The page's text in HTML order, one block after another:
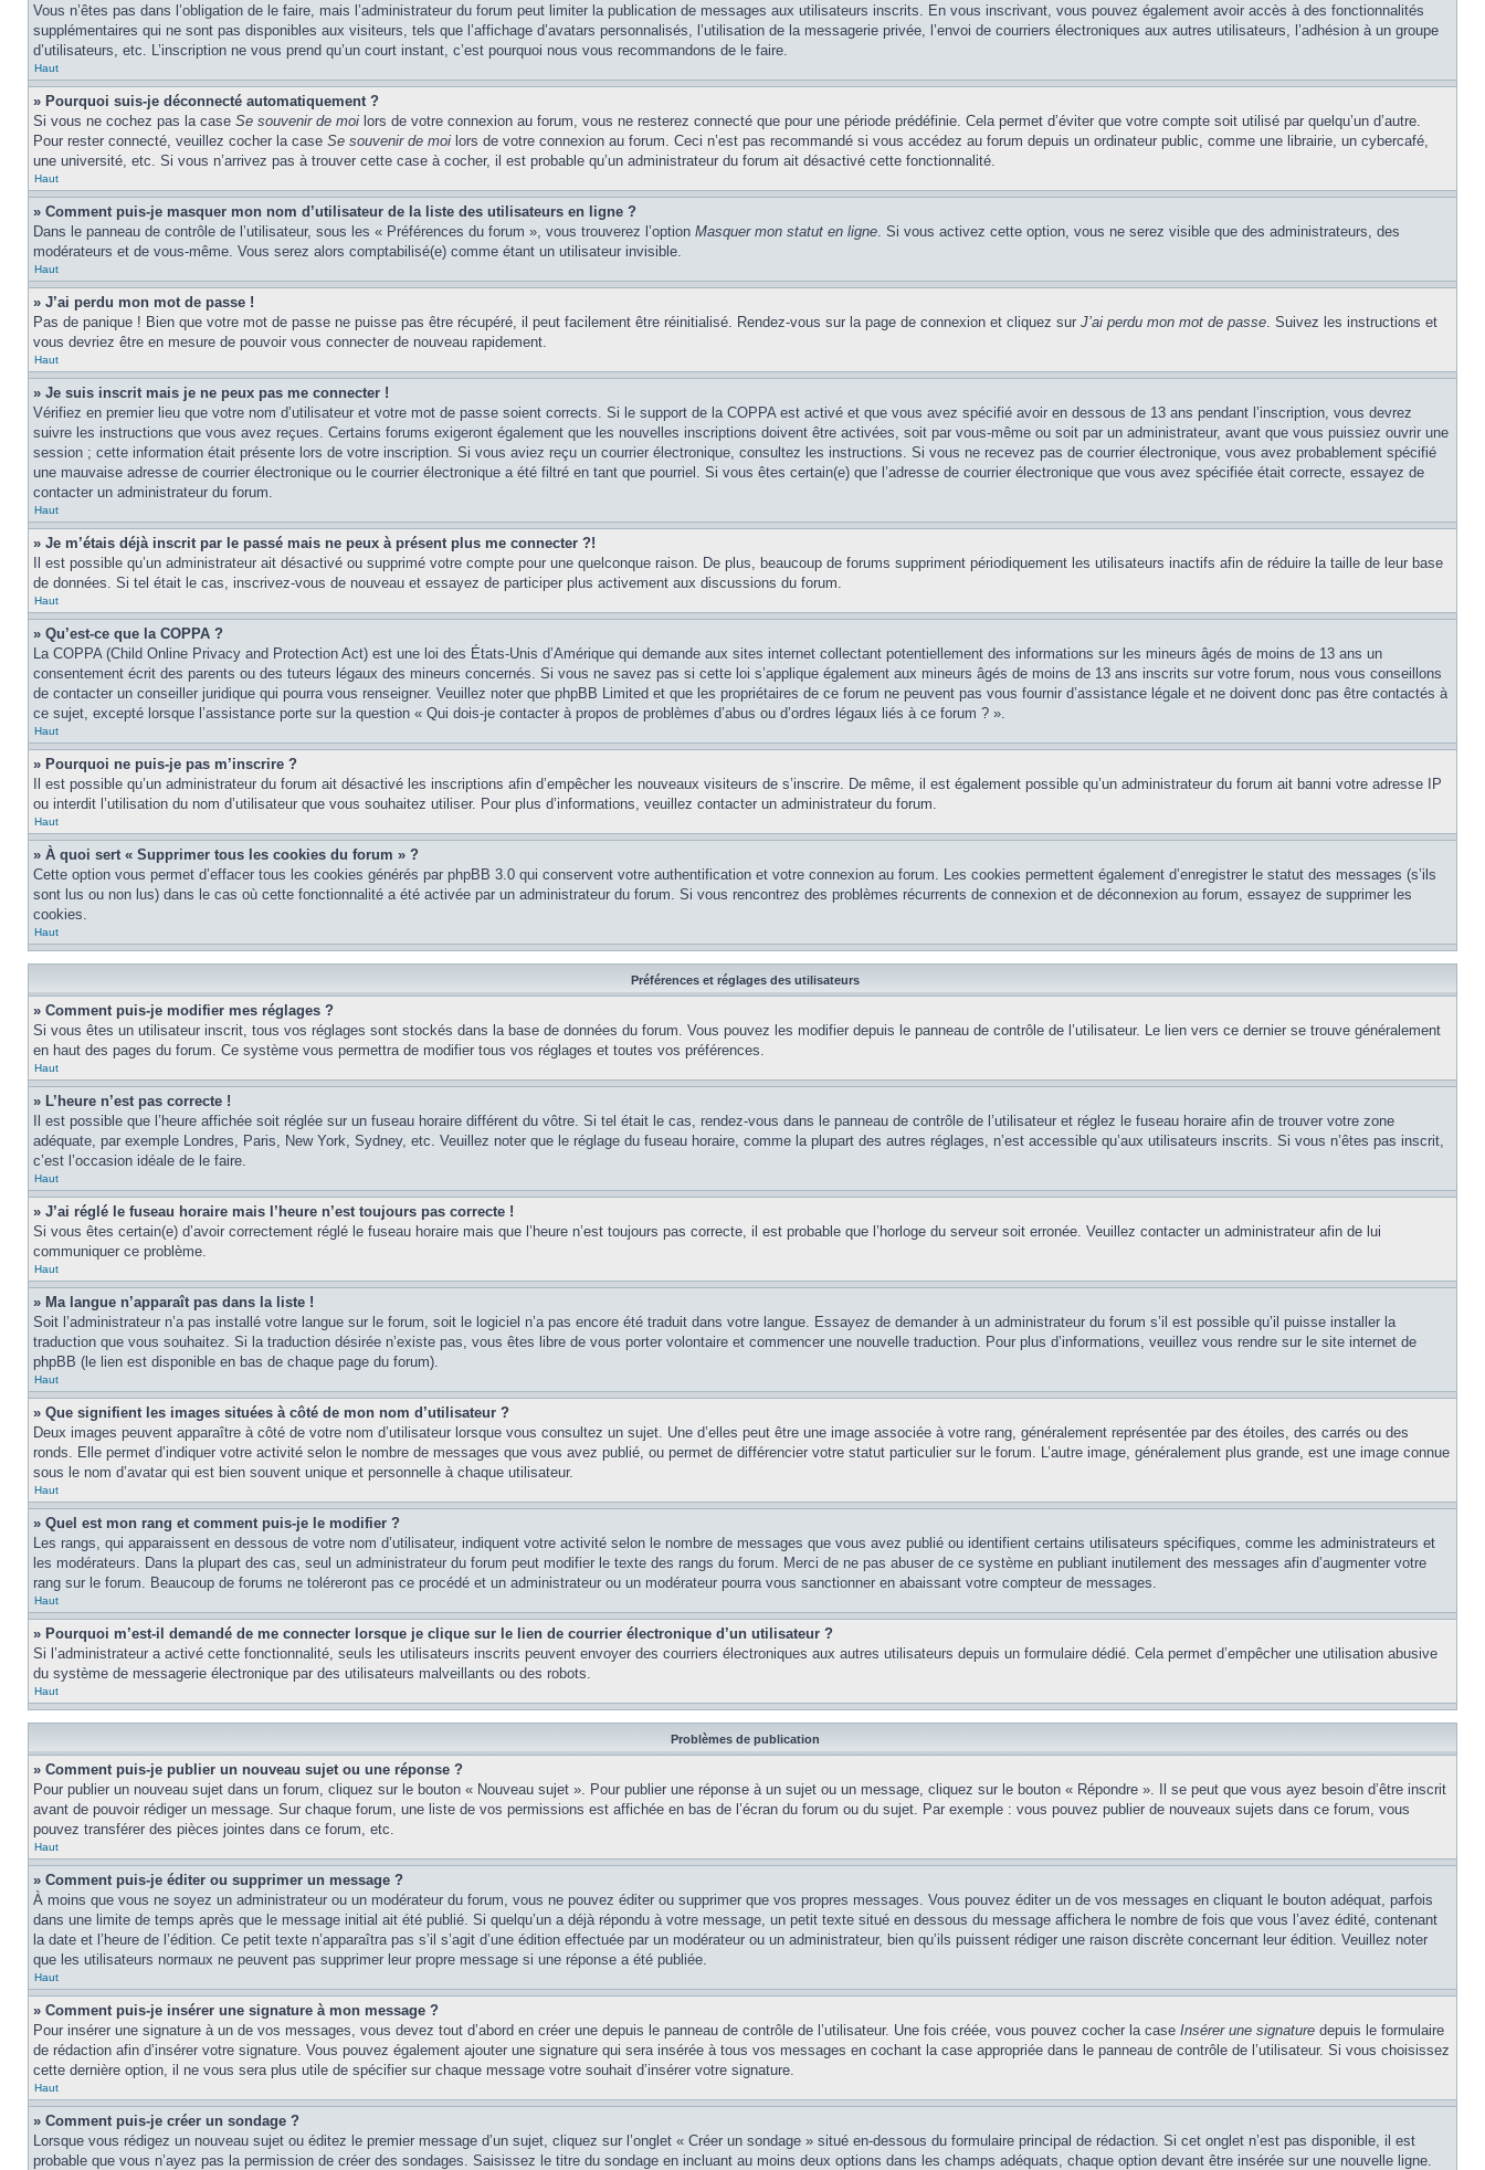
Vous n’êtes pas dans l’obligation de le faire, mais l’administrateur du forum peut limiter la publication de messages aux utilisateurs inscrits. En vous inscrivant, vous pouvez également avoir accès à des fonctionnalités
supplémentaires qui ne sont pas disponibles aux visiteurs, tels que l’affichage d’avatars personnalisés, l’utilisation de la messagerie privée, l’envoi de courriers électroniques aux autres utilisateurs, l’adhésion à un groupe
d’utilisateurs, etc. L’inscription ne vous prend qu’un court instant, c’est pourquoi nous vous recommandons de le faire.
Haut
» Pourquoi suis-je déconnecté automatiquement ?
Si vous ne cochez pas la case Se souvenir de moi lors de votre connexion au forum, vous ne resterez connecté que pour une période prédéfinie. Cela permet d’éviter que votre compte soit utilisé par quelqu’un d’autre.
Pour rester connecté, veuillez cocher la case Se souvenir de moi lors de votre connexion au forum. Ceci n’est pas recommandé si vous accédez au forum depuis un ordinateur public, comme une librairie, un cybercafé,
une université, etc. Si vous n’arrivez pas à trouver cette case à cocher, il est probable qu’un administrateur du forum ait désactivé cette fonctionnalité.
Haut
» Comment puis-je masquer mon nom d’utilisateur de la liste des utilisateurs en ligne ?
Dans le panneau de contrôle de l’utilisateur, sous les « Préférences du forum », vous trouverez l’option Masquer mon statut en ligne. Si vous activez cette option, vous ne serez visible que des administrateurs, des
modérateurs et de vous-même. Vous serez alors comptabilisé(e) comme étant un utilisateur invisible.
Haut
» J’ai perdu mon mot de passe !
Pas de panique ! Bien que votre mot de passe ne puisse pas être récupéré, il peut facilement être réinitialisé. Rendez-vous sur la page de connexion et cliquez sur J’ai perdu mon mot de passe. Suivez les instructions et
vous devriez être en mesure de pouvoir vous connecter de nouveau rapidement.
Haut
» Je suis inscrit mais je ne peux pas me connecter !
Vérifiez en premier lieu que votre nom d’utilisateur et votre mot de passe soient corrects. Si le support de la COPPA est activé et que vous avez spécifié avoir en dessous de 13 ans pendant l’inscription, vous devrez
suivre les instructions que vous avez reçues. Certains forums exigeront également que les nouvelles inscriptions doivent être activées, soit par vous-même ou soit par un administrateur, avant que vous puissiez ouvrir une
session ; cette information était présente lors de votre inscription. Si vous aviez reçu un courrier électronique, consultez les instructions. Si vous ne recevez pas de courrier électronique, vous avez probablement spécifié
une mauvaise adresse de courrier électronique ou le courrier électronique a été filtré en tant que pourriel. Si vous êtes certain(e) que l’adresse de courrier électronique que vous avez spécifiée était correcte, essayez de
contacter un administrateur du forum.
Haut
» Je m’étais déjà inscrit par le passé mais ne peux à présent plus me connecter ?!
Il est possible qu’un administrateur ait désactivé ou supprimé votre compte pour une quelconque raison. De plus, beaucoup de forums suppriment périodiquement les utilisateurs inactifs afin de réduire la taille de leur base
de données. Si tel était le cas, inscrivez-vous de nouveau et essayez de participer plus activement aux discussions du forum.
Haut
» Qu’est-ce que la COPPA ?
La COPPA (Child Online Privacy and Protection Act) est une loi des États-Unis d’Amérique qui demande aux sites internet collectant potentiellement des informations sur les mineurs âgés de moins de 13 ans un
consentement écrit des parents ou des tuteurs légaux des mineurs concernés. Si vous ne savez pas si cette loi s’applique également aux mineurs âgés de moins de 13 ans inscrits sur votre forum, nous vous conseillons
de contacter un conseiller juridique qui pourra vous renseigner. Veuillez noter que phpBB Limited et que les propriétaires de ce forum ne peuvent pas vous fournir d’assistance légale et ne doivent donc pas être contactés à
ce sujet, excepté lorsque l’assistance porte sur la question « Qui dois-je contacter à propos de problèmes d’abus ou d’ordres légaux liés à ce forum ? ».
Haut
» Pourquoi ne puis-je pas m’inscrire ?
Il est possible qu’un administrateur du forum ait désactivé les inscriptions afin d’empêcher les nouveaux visiteurs de s’inscrire. De même, il est également possible qu’un administrateur du forum ait banni votre adresse IP
ou interdit l’utilisation du nom d’utilisateur que vous souhaitez utiliser. Pour plus d’informations, veuillez contacter un administrateur du forum.
Haut
» À quoi sert « Supprimer tous les cookies du forum » ?
Cette option vous permet d’effacer tous les cookies générés par phpBB 3.0 qui conservent votre authentification et votre connexion au forum. Les cookies permettent également d’enregistrer le statut des messages (s’ils
sont lus ou non lus) dans le cas où cette fonctionnalité a été activée par un administrateur du forum. Si vous rencontrez des problèmes récurrents de connexion et de déconnexion au forum, essayez de supprimer les
cookies.
Haut
Préférences et réglages des utilisateurs
» Comment puis-je modifier mes réglages ?
Si vous êtes un utilisateur inscrit, tous vos réglages sont stockés dans la base de données du forum. Vous pouvez les modifier depuis le panneau de contrôle de l’utilisateur. Le lien vers ce dernier se trouve généralement
en haut des pages du forum. Ce système vous permettra de modifier tous vos réglages et toutes vos préférences.
Haut
» L’heure n’est pas correcte !
Il est possible que l’heure affichée soit réglée sur un fuseau horaire différent du vôtre. Si tel était le cas, rendez-vous dans le panneau de contrôle de l’utilisateur et réglez le fuseau horaire afin de trouver votre zone
adéquate, par exemple Londres, Paris, New York, Sydney, etc. Veuillez noter que le réglage du fuseau horaire, comme la plupart des autres réglages, n’est accessible qu’aux utilisateurs inscrits. Si vous n’êtes pas inscrit,
c’est l’occasion idéale de le faire.
Haut
» J’ai réglé le fuseau horaire mais l’heure n’est toujours pas correcte !
Si vous êtes certain(e) d’avoir correctement réglé le fuseau horaire mais que l’heure n’est toujours pas correcte, il est probable que l’horloge du serveur soit erronée. Veuillez contacter un administrateur afin de lui
communiquer ce problème.
Haut
» Ma langue n’apparaît pas dans la liste !
Soit l’administrateur n’a pas installé votre langue sur le forum, soit le logiciel n’a pas encore été traduit dans votre langue. Essayez de demander à un administrateur du forum s’il est possible qu’il puisse installer la
traduction que vous souhaitez. Si la traduction désirée n’existe pas, vous êtes libre de vous porter volontaire et commencer une nouvelle traduction. Pour plus d’informations, veuillez vous rendre sur le site internet de
phpBB (le lien est disponible en bas de chaque page du forum).
Haut
» Que signifient les images situées à côté de mon nom d’utilisateur ?
Deux images peuvent apparaître à côté de votre nom d’utilisateur lorsque vous consultez un sujet. Une d’elles peut être une image associée à votre rang, généralement représentée par des étoiles, des carrés ou des
ronds. Elle permet d’indiquer votre activité selon le nombre de messages que vous avez publié, ou permet de différencier votre statut particulier sur le forum. L’autre image, généralement plus grande, est une image connue
sous le nom d’avatar qui est bien souvent unique et personnelle à chaque utilisateur.
Haut
» Quel est mon rang et comment puis-je le modifier ?
Les rangs, qui apparaissent en dessous de votre nom d’utilisateur, indiquent votre activité selon le nombre de messages que vous avez publié ou identifient certains utilisateurs spécifiques, comme les administrateurs et
les modérateurs. Dans la plupart des cas, seul un administrateur du forum peut modifier le texte des rangs du forum. Merci de ne pas abuser de ce système en publiant inutilement des messages afin d’augmenter votre
rang sur le forum. Beaucoup de forums ne toléreront pas ce procédé et un administrateur ou un modérateur pourra vous sanctionner en abaissant votre compteur de messages.
Haut
» Pourquoi m’est-il demandé de me connecter lorsque je clique sur le lien de courrier électronique d’un utilisateur ?
Si l’administrateur a activé cette fonctionnalité, seuls les utilisateurs inscrits peuvent envoyer des courriers électroniques aux autres utilisateurs depuis un formulaire dédié. Cela permet d’empêcher une utilisation abusive
du système de messagerie électronique par des utilisateurs malveillants ou des robots.
Haut
Problèmes de publication
» Comment puis-je publier un nouveau sujet ou une réponse ?
Pour publier un nouveau sujet dans un forum, cliquez sur le bouton « Nouveau sujet ». Pour publier une réponse à un sujet ou un message, cliquez sur le bouton « Répondre ». Il se peut que vous ayez besoin d’être inscrit
avant de pouvoir rédiger un message. Sur chaque forum, une liste de vos permissions est affichée en bas de l’écran du forum ou du sujet. Par exemple : vous pouvez publier de nouveaux sujets dans ce forum, vous
pouvez transférer des pièces jointes dans ce forum, etc.
Haut
» Comment puis-je éditer ou supprimer un message ?
À moins que vous ne soyez un administrateur ou un modérateur du forum, vous ne pouvez éditer ou supprimer que vos propres messages. Vous pouvez éditer un de vos messages en cliquant le bouton adéquat, parfois
dans une limite de temps après que le message initial ait été publié. Si quelqu’un a déjà répondu à votre message, un petit texte situé en dessous du message affichera le nombre de fois que vous l’avez édité, contenant
la date et l’heure de l’édition. Ce petit texte n’apparaîtra pas s’il s’agit d’une édition effectuée par un modérateur ou un administrateur, bien qu’ils puissent rédiger une raison discrète concernant leur édition. Veuillez noter
que les utilisateurs normaux ne peuvent pas supprimer leur propre message si une réponse a été publiée.
Haut
» Comment puis-je insérer une signature à mon message ?
Pour insérer une signature à un de vos messages, vous devez tout d’abord en créer une depuis le panneau de contrôle de l’utilisateur. Une fois créée, vous pouvez cocher la case Insérer une signature depuis le formulaire
de rédaction afin d’insérer votre signature. Vous pouvez également ajouter une signature qui sera insérée à tous vos messages en cochant la case appropriée dans le panneau de contrôle de l’utilisateur. Si vous choisissez
cette dernière option, il ne vous sera plus utile de spécifier sur chaque message votre souhait d’insérer votre signature.
Haut
» Comment puis-je créer un sondage ?
Lorsque vous rédigez un nouveau sujet ou éditez le premier message d’un sujet, cliquez sur l’onglet « Créer un sondage » situé en-dessous du formulaire principal de rédaction. Si cet onglet n’est pas disponible, il est
probable que vous n’ayez pas la permission de créer des sondages. Saisissez le titre du sondage en incluant au moins deux options dans les champs adéquats, chaque option devant être insérée sur une nouvelle ligne.